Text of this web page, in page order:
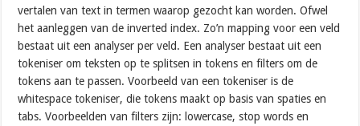
vertalen van text in termen waarop gezocht kan worden. Ofwel
het aanleggen van de inverted index. Zo’n mapping voor een veld
bestaat uit een analyser per veld. Een analyser bestaat uit een
tokeniser om teksten op te splitsen in tokens en filters om de
tokens aan te passen. Voorbeeld van een tokeniser is de
whitespace tokeniser, die tokens maakt op basis van spaties en
tabs. Voorbeelden van filters zijn: lowercase, stop words en